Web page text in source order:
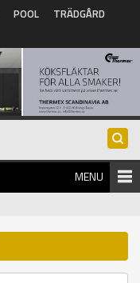
POOL
TRÄDGÅRD
MENU